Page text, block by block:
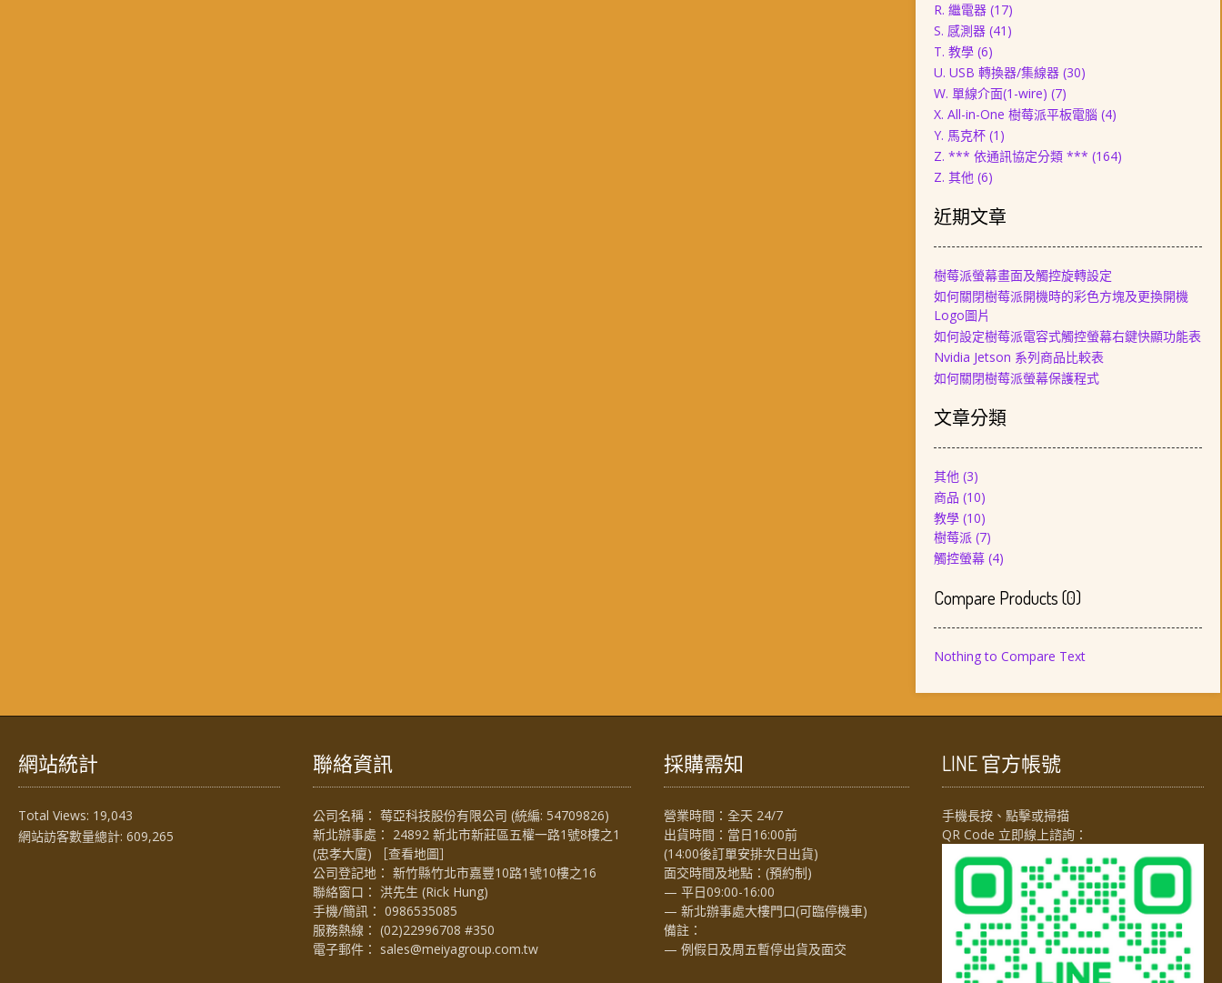
R. 繼電器 (17)
S. 感測器 (41)
T. 教學 (6)
U. USB 轉換器/集線器 (30)
W. 單線介面(1-wire) (7)
X. All-in-One 樹莓派平板電腦 (4)
Y. 馬克杯 (1)
Z. *** 依通訊協定分類 *** (164)
Z. 其他 (6)
近期文章
樹莓派螢幕畫面及觸控旋轉設定
如何關閉樹莓派開機時的彩色方塊及更換開機
Logo圖片
如何設定樹莓派電容式觸控螢幕右鍵快顯功能表
Nvidia Jetson 系列商品比較表
如何關閉樹莓派螢幕保護程式
文章分類
其他(3)
商品 (10)
教學(10)
樹莓派(7)
觸控螢幕(4)
Compare Products(0)
Nothing to Compare Text
網站統計
Total Views: 19,043
網站訪客數量總計: 609,265
聯絡資訊
公司名稱： 莓亞科技股份有限公司 (統編: 54709826)
新北辦事處： 24892 新北市新莊區五權一路1號8樓之1
(忠孝大廈) ［查看地圖］
公司登記地： 新竹縣竹北市嘉豐10路1號10樓之16
聯絡窗口： 洪先生 (Rick Hung)
手機/簡訊： 0986535085
服務熱線： (02)22996708 #350
電子郵件： sales@meiyagroup.com.tw
採購需知
營業時間：全天 24/7
出貨時間：當日16:00前
(14:00後訂單安排次日出貨)
面交時間及地點：(預約制)
— 平日09:00-16:00
— 新北辦事處大樓門口(可臨停機車)
備註：
— 例假日及周五暫停出貨及面交
LINE 官方帳號
手機長按、點擊或掃描
QR Code 立即線上諮詢：